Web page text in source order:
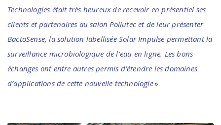
Technologies était très heureux de recevoir en présentiel ses
clients et partenaires au salon Pollutec et de leur présenter
BactoSense, la solution labellisée Solar Impulse permettant la
surveillance microbiologique de l’eau en ligne. Les bons
échanges ont entre autres permis d’étendre les domaines
d’applications de cette nouvelle technologie».